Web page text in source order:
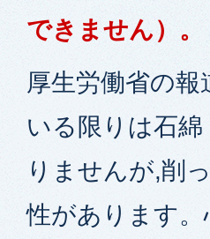
できません）。
厚生労働省の
いる限りは石
りませんが,削
性があります